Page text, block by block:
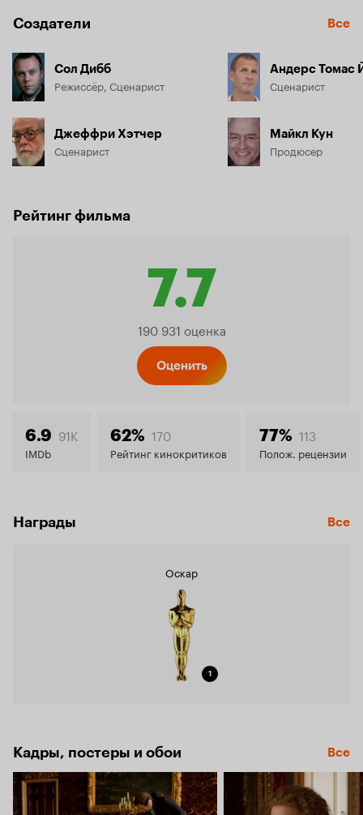
Создатели Все
Сол Дибб
Режиссёр, Сценарист
Джеффри Хэтчер
Сценарист
Андерс Томас
Сценарист
Майкл Кун
Продюсер
Рейтинг фильма
7.7
Рейтинг
7.7
190 931 оценка
Оценить
6.9 91K
IMDb
62% 170
Рейтинг кинокритиков
77% 113
Полож. рецензии
Награды Все
Оскар
1
Кадры, постеры и обои Все